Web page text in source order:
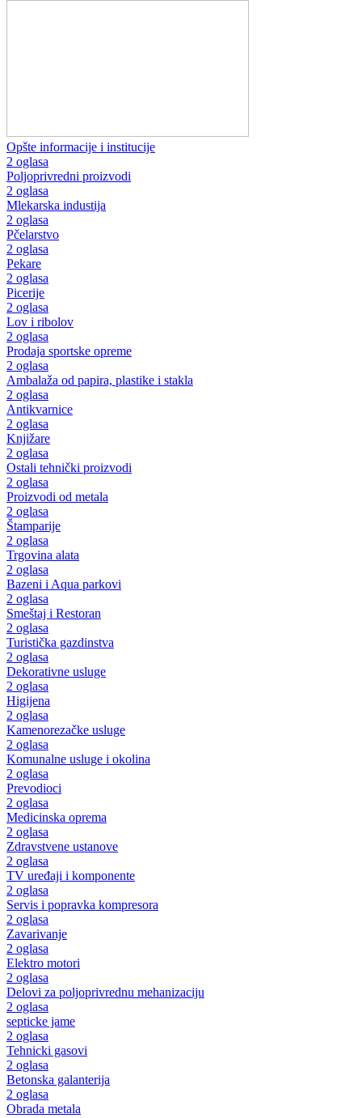
Opšte informacije i institucije
2 oglasa
Poljoprivredni proizvodi
2 oglasa
Mlekarska industija
2 oglasa
Pčelarstvo
2 oglasa
Pekare
2 oglasa
Picerije
2 oglasa
Lov i ribolov
2 oglasa
Prodaja sportske opreme
2 oglasa
Ambalaža od papira, plastike i stakla
2 oglasa
Antikvarnice
2 oglasa
Knjižare
2 oglasa
Ostali tehnički proizvodi
2 oglasa
Proizvodi od metala
2 oglasa
Štamparije
2 oglasa
Trgovina alata
2 oglasa
Bazeni i Aqua parkovi
2 oglasa
Smeštaj i Restoran
2 oglasa
Turistička gazdinstva
2 oglasa
Dekorativne usluge
2 oglasa
Higijena
2 oglasa
Kamenorezačke usluge
2 oglasa
Komunalne usluge i okolina
2 oglasa
Prevodioci
2 oglasa
Medicinska oprema
2 oglasa
Zdravstvene ustanove
2 oglasa
TV uređaji i komponente
2 oglasa
Servis i popravka kompresora
2 oglasa
Zavarivanje
2 oglasa
Elektro motori
2 oglasa
Delovi za poljoprivrednu mehanizaciju
2 oglasa
septicke jame
2 oglasa
Tehnicki gasovi
2 oglasa
Betonska galanterija
2 oglasa
Obrada metala